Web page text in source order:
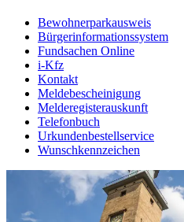
Bewohnerparkausweis
Bürgerinformationssystem
Fundsachen Online
i-Kfz
Kontakt
Meldebescheinigung
Melderegisterauskunft
Telefonbuch
Urkundenbestellservice
Wunschkennzeichen